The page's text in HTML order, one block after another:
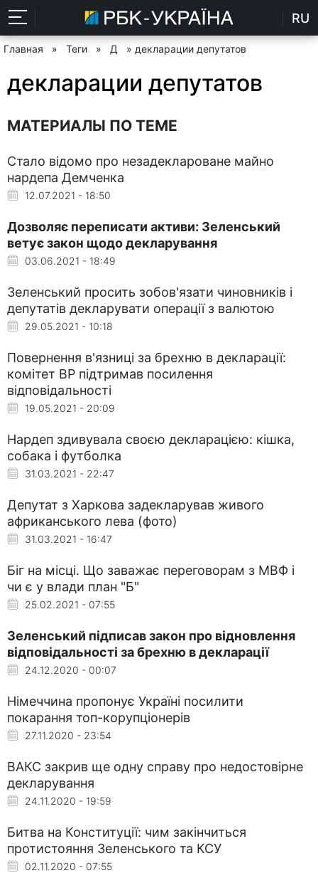
RU
Главная » Теги » Д » декларации депутатов
декларации депутатов
МАТЕРИАЛЫ ПО ТЕМЕ
Стало відомо про незадеклароване майно
нардепа Демченка
12.07.2021 - 18:50
Дозволяє переписати активи: Зеленський
ветує закон щодо декларування
03.06.2021 - 18:49
Зеленський просить зобов'язати чиновників і
депутатів декларувати операції з валютою
29.05.2021 - 10:18
Повернення в'язниці за брехню в декларації:
комітет ВР підтримав посилення
відповідальності
19.05.2021 - 20:09
Нардеп здивувала своєю декларацією: кішка,
собака і футболка
31.03.2021 - 22:47
Депутат з Харкова задекларував живого
африканського лева (фото)
31.03.2021 - 16:47
Біг на місці. Що заважає переговорам з МВФ і
чи є у влади план "Б"
25.02.2021 - 07:55
Зеленський підписав закон про відновлення
відповідальності за брехню в декларації
24.12.2020 - 00:07
Німеччина пропонує Україні посилити
покарання топ-корупціонерів
27.11.2020 - 23:54
ВАКС закрив ще одну справу про недостовірне
декларування
24.11.2020 - 19:59
Битва на Конституції: чим закінчиться
протистояння Зеленського та КСУ
02.11.2020 - 07:55